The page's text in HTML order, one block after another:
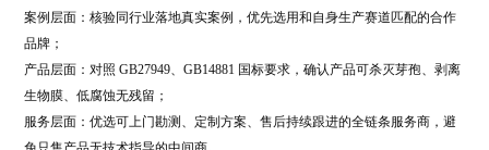
案例层面：核验同行业落地真实案例，优先选用和自身生产赛道匹配的合作
品牌；
产品层面：对照 GB27949、GB14881 国标要求，确认产品可杀灭芽孢、剥离
生物膜、低腐蚀无残留；
服务层面：优选可上门勘测、定制方案、售后持续跟进的全链条服务商，避